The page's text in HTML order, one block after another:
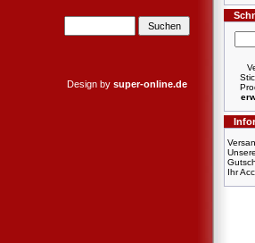
Design by super-online.de
Ihr